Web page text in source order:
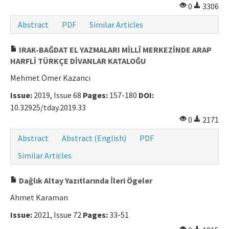
0
3306
Abstract
PDF Similar Articles
IRAK-BAĞDAT EL YAZMALARI MİLLÎ MERKEZİNDE ARAP
HARFLİ TÜRKÇE DİVANLAR KATALOĞU
Mehmet Ömer Kazancı
Issue: 2019, Issue 68 Pages: 157-180 DOI:
10.32925/tday.2019.33
0
2171
Abstract
Abstract (English)
PDF
Similar Articles
Dağlık Altay Yazıtlarında İleri Ögeler
Ahmet Karaman
Issue: 2021, Issue 72 Pages:33-51